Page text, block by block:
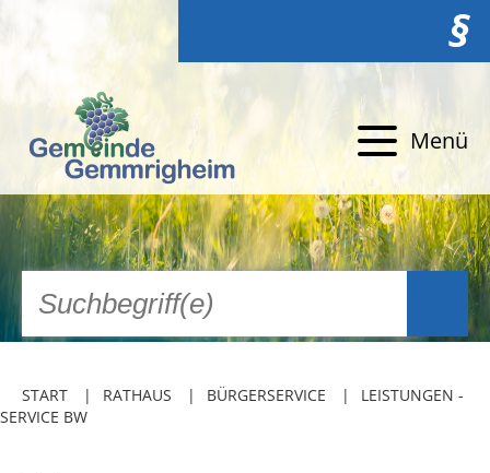
§
Menü
START RATHAUS BÜRGERSERVICE
LEISTUNGEN -
SERVICE BW